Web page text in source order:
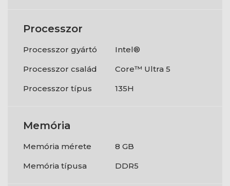
Processzor
Processzor gyártó
Intel®
Processzor család
Core™ Ultra 5
Processzor típus
135H
Memória
Memória mérete
8 GB
Memória típusa
DDR5